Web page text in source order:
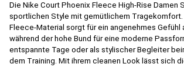
Die Nike Court Phoenix Fleece High-Rise Damen
sportlichen Style mit gemütlichem Tragekomfort.
Fleece-Material sorgt für ein angenehmes Gefühl
während der hohe Bund für eine moderne
entspannte Tage oder als stylischer Begleiter
dem Training. Mit ihrem cleanen Look lässt sich